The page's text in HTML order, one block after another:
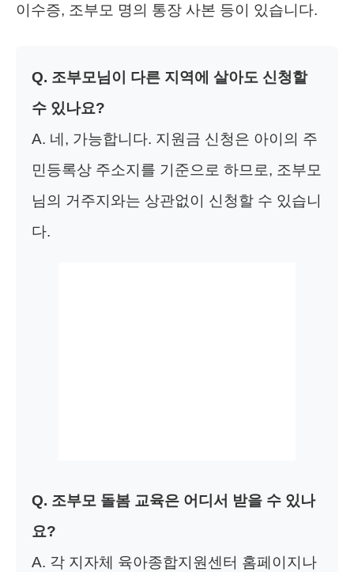
이수증, 조부모 명의 통장 사본 등이 있습니다.
Q. 조부모님이 다른 지역에 살아도 신청할
수 있나요?
A. 네, 가능합니다. 지원금 신청은 아이의 주
민등록상 주소지를 기준으로 하므로, 조부모
님의 거주지와는 상관없이 신청할 수 있습니
다.
Q. 조부모 돌봄 교육은 어디서 받을 수 있나
요?
A. 각 지자체 육아종합지원센터 홈페이지나